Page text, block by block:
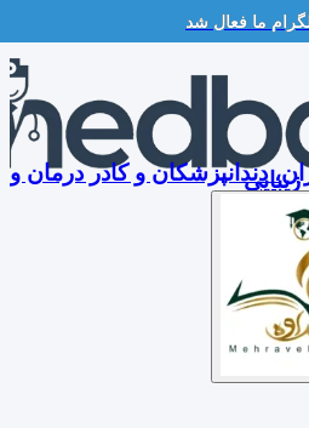
ما فعال شد
دندانپزشکان و کادر درمان وزیبایی